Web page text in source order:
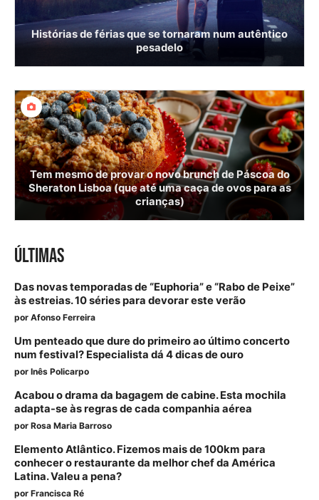
Histórias de férias que se tornaram num autêntico
pesadelo
Tem mesmo de provar o novo brunch de Páscoa do
Sheraton Lisboa (que até uma caça de ovos para as
crianças)
ÚLTIMAS
Das novas temporadas de “Euphoria” e “Rabo de Peixe”
às estreias. 10 séries para devorar este verão
por Afonso Ferreira
Um penteado que dure do primeiro ao último concerto
num festival? Especialista dá 4 dicas de ouro
por Inês Policarpo
Acabou o drama da bagagem de cabine. Esta mochila
adapta-se às regras de cada companhia aérea
por Rosa Maria Barroso
Elemento Atlântico. Fizemos mais de 100km para
conhecer o restaurante da melhor chef da América
Latina. Valeu a pena?
por Francisca Ré